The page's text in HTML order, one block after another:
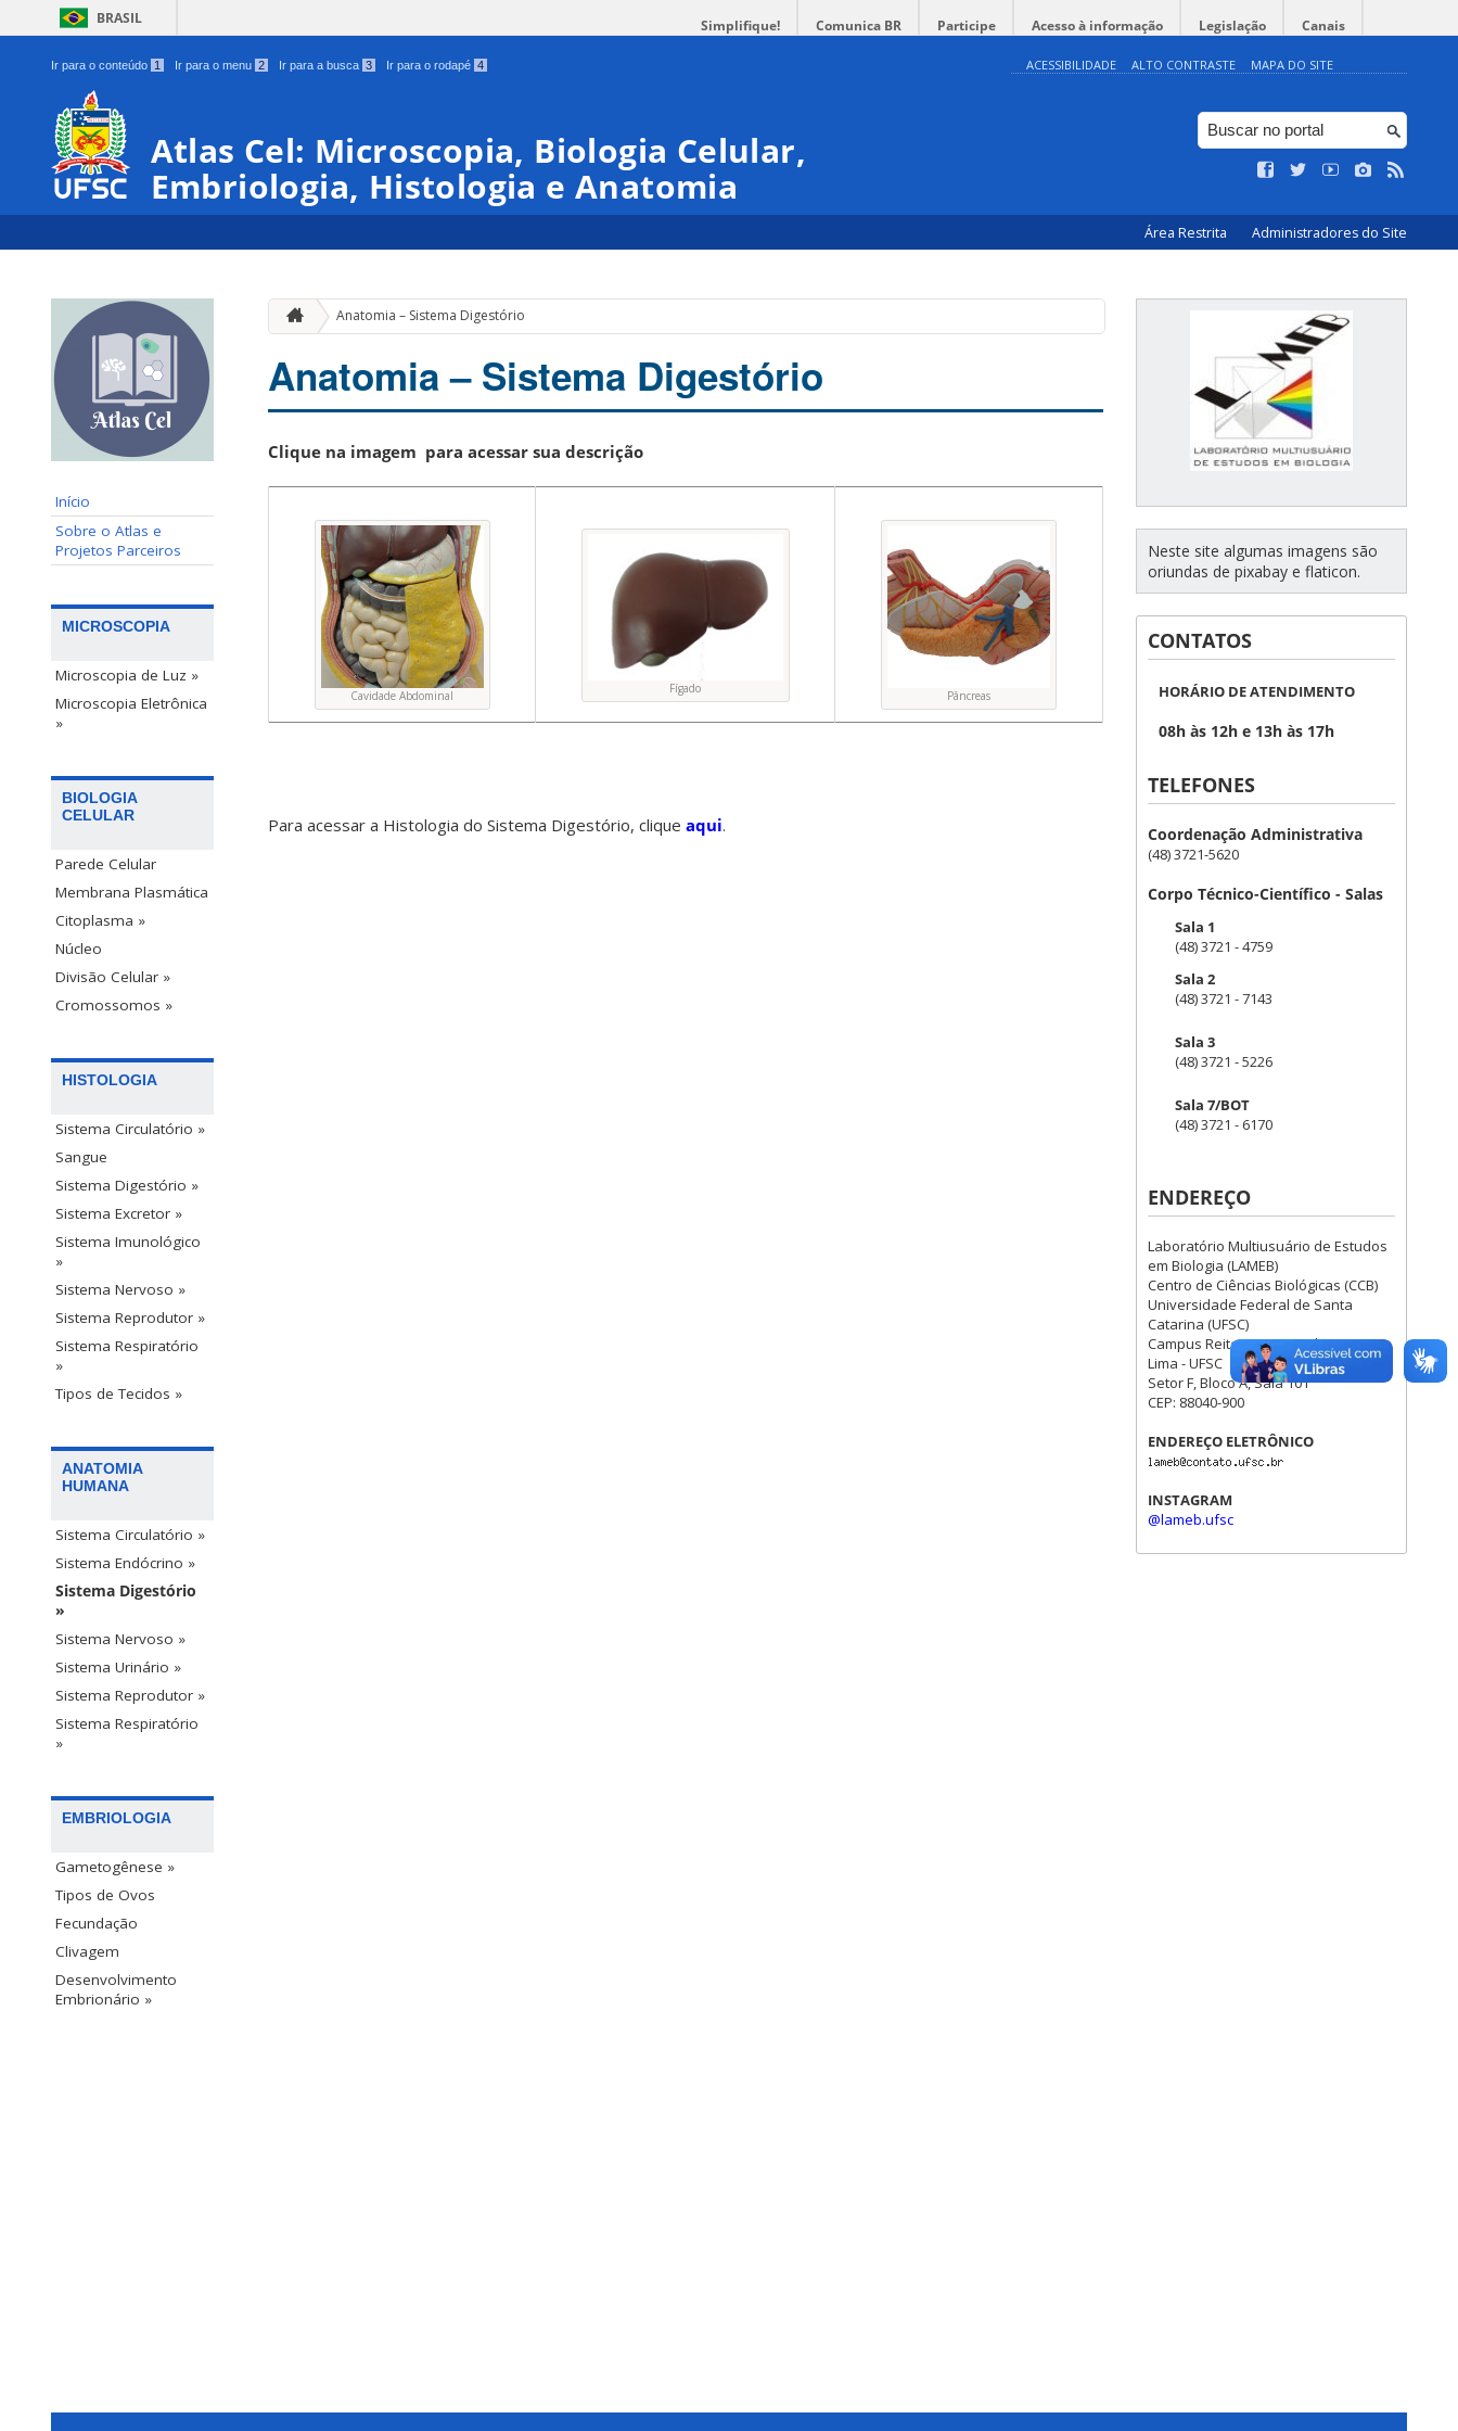
BRASIL Simplifique! Comunica BR Participe Acesso à informação Legislação Canais
Ir para o conteúdo 1 Ir para o menu 2 Ir para a busca 3 Ir para o rodapé 4 ACESSIBILIDADE ALTO CONTRASTE MAPA DO SITE
Atlas Cel: Microscopia, Biologia Celular,
Embriologia, Histologia e Anatomia
Área Restrita Administradores do Site
Início
Sobre o Atlas e
Projetos Parceiros
MICROSCOPIA
Microscopia de Luz »
Microscopia Eletrônica
»
BIOLOGIA
CELULAR
Parede Celular
Membrana Plasmática
Citoplasma »
Núcleo
Divisão Celular »
Cromossomos »
HISTOLOGIA
Sistema Circulatório »
Sangue
Sistema Digestório »
Sistema Excretor »
Sistema Imunológico
»
Sistema Nervoso »
Sistema Reprodutor »
Sistema Respiratório
»
Tipos de Tecidos »
ANATOMIA
HUMANA
Sistema Circulatório »
Sistema Endócrino »
Sistema Digestório
»
Sistema Nervoso »
Sistema Urinário »
Sistema Reprodutor »
Sistema Respiratório
»
EMBRIOLOGIA
Gametogênese »
Tipos de Ovos
Fecundação
Clivagem
Desenvolvimento
Embrionário »
Anatomia – Sistema Digestório
Anatomia – Sistema Digestório
Clique na imagem para acessar sua descrição
Cavidade Abdominal Fígado Pâncreas
Para acessar a Histologia do Sistema Digestório, clique aqui.
Neste site algumas imagens são
oriundas de pixabay e flaticon.
CONTATOS
HORÁRIO DE ATENDIMENTO
08h às 12h e 13h às 17h
TELEFONES
Coordenação Administrativa
(48) 3721-5620
Corpo Técnico-Científico - Salas
Sala 1
(48) 3721 - 4759
Sala 2
(48) 3721 - 7143
Sala 3
(48) 3721 - 5226
Sala 7/BOT
(48) 3721 - 6170
ENDEREÇO
Laboratório Multiusuário de Estudos
em Biologia (LAMEB)
Centro de Ciências Biológicas (CCB)
Universidade Federal de Santa
Catarina (UFSC)
Campus Reitor João David Ferreira
Lima - UFSC
Setor F, Bloco A, Sala 101
CEP: 88040-900
ENDEREÇO ELETRÔNICO
INSTAGRAM
@lameb.ufsc